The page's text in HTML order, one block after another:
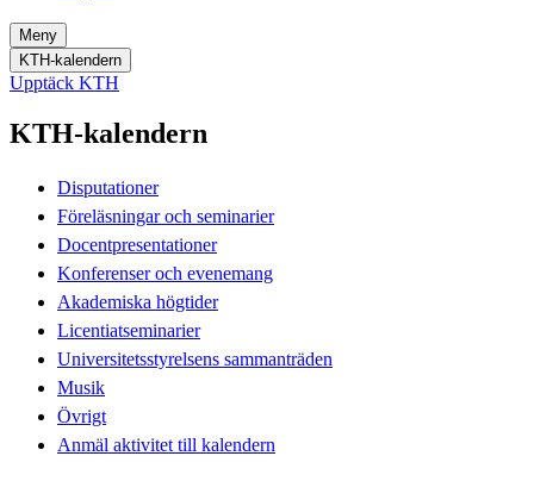
Meny
KTH-kalendern
Upptäck KTH
KTH-kalendern
Disputationer
Föreläsningar och seminarier
Docentpresentationer
Konferenser och evenemang
Akademiska högtider
Licentiatseminarier
Universitetsstyrelsens sammanträden
Musik
Övrigt
Anmäl aktivitet till kalendern